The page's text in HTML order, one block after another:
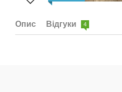
Опис Відгуки 4